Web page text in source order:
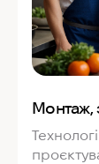
Монтаж,